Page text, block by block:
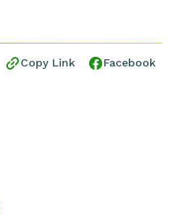
Copy Link Facebook